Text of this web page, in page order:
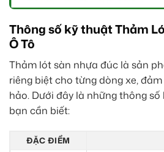
Thông số kỹ thuật Thảm
Ô Tô
Thảm lót sàn nhựa đúc là sản
riêng biệt cho từng dòng xe,
hảo. Dưới đây là những thông
bạn cần biết:
ĐẶC ĐIỂM